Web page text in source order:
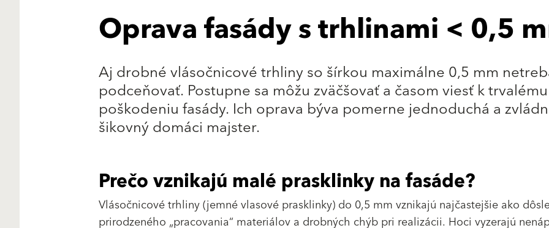
Oprava fasády s trhlinami < 0,5
Aj drobné vlásočnicové trhliny so šírkou maximálne 0,5 mm
podceňovať. Postupne sa môžu zväčšovať a časom viesť k trvalému
poškodeniu fasády. Ich oprava býva pomerne jednoduchá a
šikovný domáci majster.
Prečo vznikajú malé prasklinky na fasáde?
Vlásočnicové trhliny (jemné vlasové prasklinky) do 0,5 mm vznikajú najčastejšie ako
prirodzeného „pracovania“ materiálov a drobných chýb pri realizácii. Hoci vyzerajú